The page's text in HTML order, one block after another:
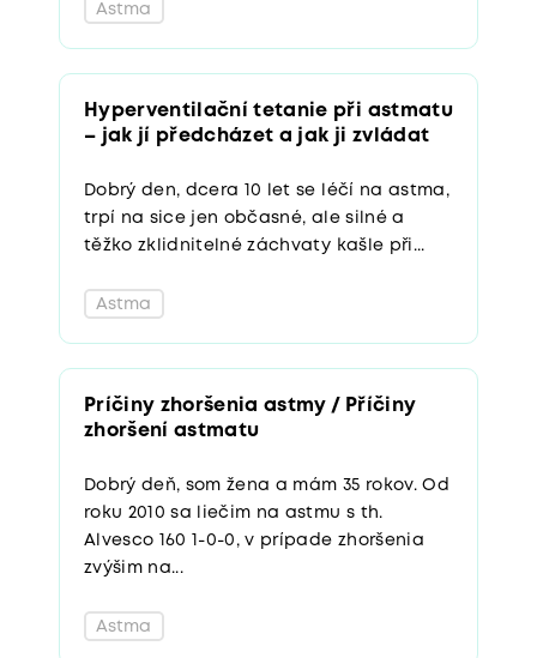
Astma
Hyperventilační tetanie při astmatu
– jak jí předcházet a jak ji zvládat
Dobrý den, dcera 10 let se léčí na astma,
trpí na sice jen občasné, ale silné a
těžko zklidnitelné záchvaty kašle při...
Astma
Príčiny zhoršenia astmy / Příčiny
zhoršení astmatu
Dobrý deň, som žena a mám 35 rokov. Od
roku 2010 sa liečim na astmu s th.
Alvesco 160 1-0-0, v prípade zhoršenia
zvýšim na...
Astma